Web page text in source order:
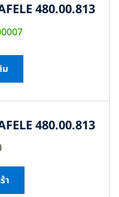
480.00.813
ม
480.00.813
า